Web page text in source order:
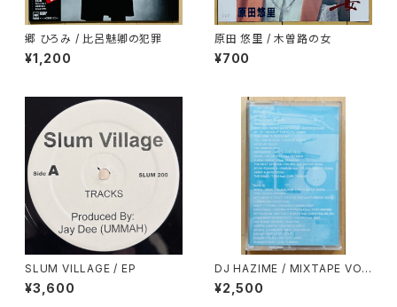
郷 ひろみ / 比呂魅卿の犯罪
¥1,200
原田 悠里 / 木曽路の女
¥700
SLUM VILLAGE / EP
¥3,600
DJ HAZIME / MIXTAPE VO
L.7
¥2,500